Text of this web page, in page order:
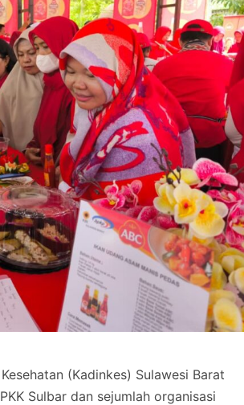
(Kadinkes) Sulawesi Barat
Sulbar dan sejumlah organisasi